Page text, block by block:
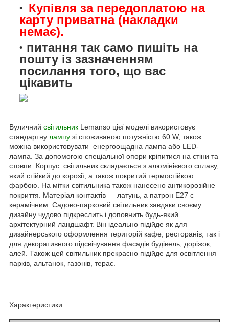
Купівля за передоплатою на
карту приватна (накладки
немає).
питання так само пишіть на
пошту із зазначенням
посилання того, що вас
цікавить
Вуличний світильник Lemanso цієї моделі використовує
стандартну лампу зі споживаною потужністю 60 W, також
можна використовувати енергоощадна лампа або LED-
лампа. За допомогою спеціальної опори кріпитися на стіни та
стовпи. Корпус світильник складається з алюмінієвого сплаву,
який стійкий до корозії, а також покритий термостійкою
фарбою. На мітки світильника також нанесено антикорозійне
покриття. Матеріал контактів — латунь, а патрон Е27 є
керамічним. Садово-парковий світильник завдяки своєму
дизайну чудово підкреслить і доповнить будь-який
архітектурний ландшафт. Він ідеально підійде як для
дизайнерського оформлення територій кафе, ресторанів, так і
для декоративного підсвічування фасадів будівель, доріжок,
алей. Також цей світильник прекрасно підійде для освітлення
парків, альтанок, газонів, терас.
Характеристики